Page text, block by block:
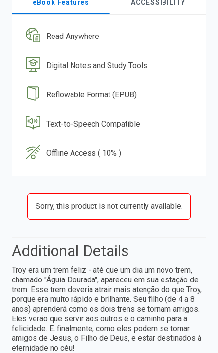
eBook Features ACCESSIBILITY
Read Anywhere
Digital Notes and Study Tools
Reflowable Format (EPUB)
Text-to-Speech Compatible
Offline Access ( 10% )
Sorry, this product is not currently available.
Additional Details
Troy era um trem feliz - até que um dia um novo trem,
chamado "Águia Dourada", apareceu em sua estação de
trem. Esse trem deveria atrair mais atenção do que Troy,
porque era muito rápido e brilhante. Seu filho (de 4 a 8
anos) aprenderá como os dois trens se tornam amigos.
Eles verão que servir aos outros é o caminho para a
felicidade. E, finalmente, como eles podem se tornar
amigos de Jesus, o Filho de Deus, e estar destinados à
eternidade no céu!